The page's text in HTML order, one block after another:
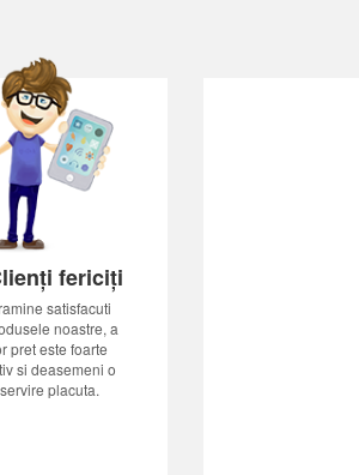
fericiți
satisfacuti
noastre, a
pret este foarte
si deasemeni o
placuta.